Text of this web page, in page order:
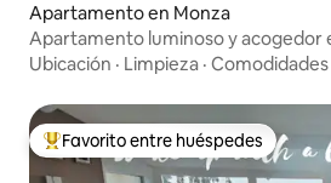
Apartamento en Monza
Apartamento luminoso y acogedor
Ubicación · Limpieza · Comodidades
Favorito entre huéspedes preferido
Favorito entre huéspedes